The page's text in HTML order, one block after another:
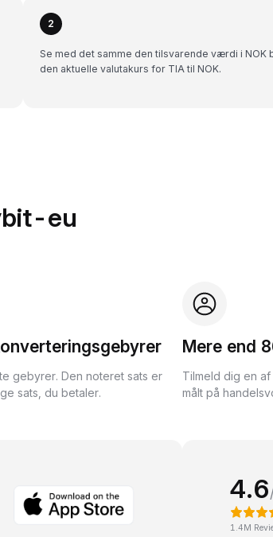
2
Se med det samme den tilsvarende værdi i NOK
den aktuelle valutakurs for TIA til NOK.
eu
gebyrer. Den noteret sats er
sats, du betaler.
Mere end
Tilmeld dig en
målt på
4.6
1.4M